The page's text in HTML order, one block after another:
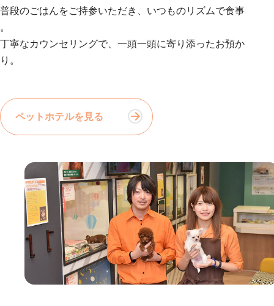
普段のごはんをご持参いただき、いつものリズムで食事
。
丁寧なカウンセリングで、一頭一頭に寄り添ったお預か
り。
ペットホテルを見る